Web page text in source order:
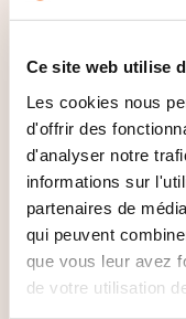
Ce site web utilise
Les cookies nous
d'offrir des
d'analyser notre
informations sur
partenaires de
qui peuvent
que vous leur avez
de votre utilisation
seule façon de
formations
invitent à tester et
meilleure option
Se révéler, parce
sociétés, notre
talents et ses